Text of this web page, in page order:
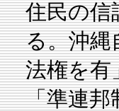
住民の信
る。沖縄
法権を有
「準連邦